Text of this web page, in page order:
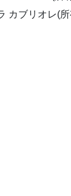
カブリオレ(